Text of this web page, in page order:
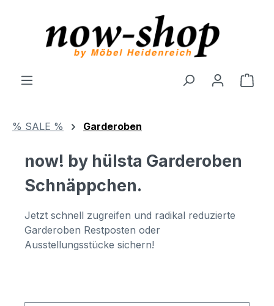
% SALE % Garderoben
now! by hülsta Garderoben
Schnäppchen.
Jetzt schnell zugreifen und radikal reduzierte
Garderoben Restposten oder
Ausstellungsstücke sichern!